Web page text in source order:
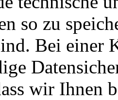
so zu
Bei einer
wir Ihnen